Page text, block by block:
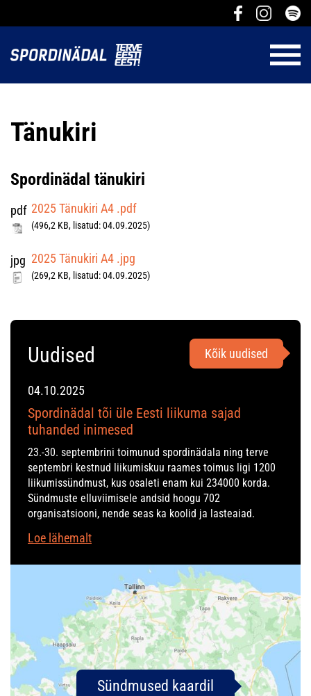
Tänukiri
Spordinädal tänukiri
pdf 2025 Tänukiri A4 .pdf
(496,2 KB, lisatud: 04.09.2025)
jpg 2025 Tänukiri A4 .jpg
(269,2 KB, lisatud: 04.09.2025)
Uudised Kõik uudised
04.10.2025
Spordinädal tõi üle Eesti liikuma sajad
tuhanded inimesed
23.-30. septembrini toimunud spordinädala ning terve
septembri kestnud liikumiskuu raames toimus ligi 1200
liikumissündmust, kus osaleti enam kui 234000 korda.
Sündmuste elluviimisele andsid hoogu 702
organisatsiooni, nende seas ka koolid ja lasteaiad.
Loe lähemalt
Sündmused kaardil